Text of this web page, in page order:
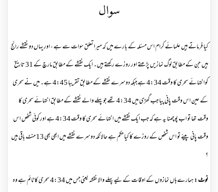
سوال
کیا فرماتے ہیں علمائے کرام اس مسئلہ کے بارے میں کہ میرا تعلق سوات سے ہے ، اور یہاں دو نقشے رائج
ہیں جن کے مطابق لوگ نمازیں پڑھتے اور روزے رکھتے ہیں۔ ایک نقشے کے مطابق مارچ کے 31 تاریخ
کوانتہائے سحری کا وقت 4:34 ہے جبکہ دوسرے نقشے کے مطابق تقریبا 4:45 ہے۔ میں نے سحری
کے عین اس وقت پانی پیا جب گھڑی میں 4:34 تھے جو پہلے والے نقشے کے مطابق انتہائے سحری کا
وقت تھا تو اب پوچھنا یہ ہے کہ جب ایک نقشے میں انتہائے سحری کا وقت 4:34 ہے اور کوئی شخص اس
وقت پانی پیئے تو اس شخص کے روزے کا کیا حکم ہے حالانکہ دوسرے نقشے میں ابھی بھی 13 منٹ باقی ہیں
؟
نوٹ :
ہمارے ہاں نمازوں کے اوقات کے لیے پہلے والا نقشہ یعنی جس میں 4:34 سحری کا ٹائم ہے وہ